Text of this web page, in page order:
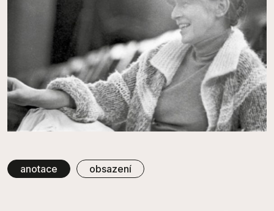
anotace obsazení